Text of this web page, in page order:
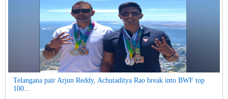
Telangana pair Arjun Reddy, Achutaditya Rao break into BWF top
100...